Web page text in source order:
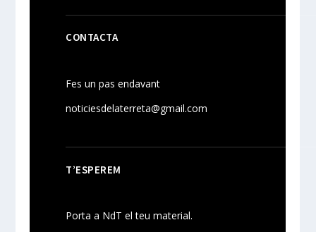
CONTACTA
Fes un pas endavant
noticiesdelaterreta@gmail.com
T’ESPEREM
Porta a NdT el teu material.